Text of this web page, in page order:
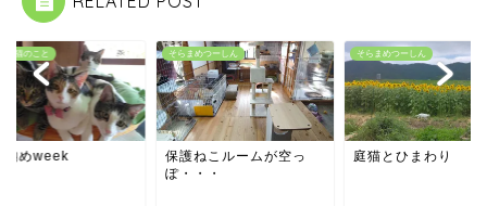
そらまめつーしん
保護ねこルームが空っ
そらまめつーしん
庭猫とひまわり
お店や家猫
ねこ納